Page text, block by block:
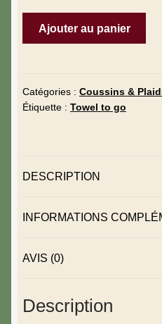
Ajouter au panier
Catégories : Coussins &
Étiquette : Towel to go
DESCRIPTION
INFORMATIONS
AVIS (0)
Description